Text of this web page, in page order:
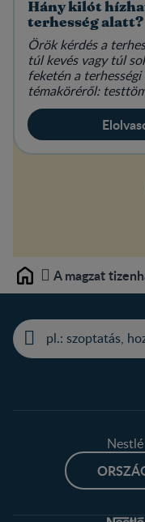
Hány kilót
terhesség alatt?
Örök kérdés a
túl kevés vagy túl
feketén a terhességi
témaköréről:
étkezés és életmód
Home A magzat